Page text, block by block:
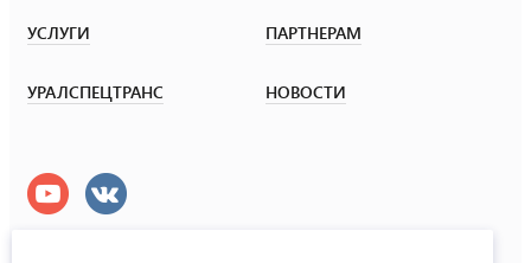
УСЛУГИ ПАРТНЕРАМ
УРАЛСПЕЦТРАНС НОВОСТИ